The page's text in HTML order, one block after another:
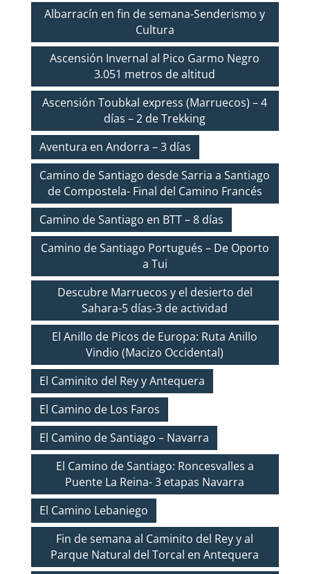
Albarracín en fin de semana-Senderismo y
Cultura
Ascensión Invernal al Pico Garmo Negro
3.051 metros de altitud
Ascensión Toubkal express (Marruecos) – 4
días – 2 de Trekking
Aventura en Andorra – 3 días
Camino de Santiago desde Sarria a Santiago
de Compostela- Final del Camino Francés
Camino de Santiago en BTT – 8 días
Camino de Santiago Portugués – De Oporto
a Tui
Descubre Marruecos y el desierto del
Sahara-5 días-3 de actividad
El Anillo de Picos de Europa: Ruta Anillo
Vindio (Macizo Occidental)
El Caminito del Rey y Antequera
El Camino de Los Faros
El Camino de Santiago – Navarra
El Camino de Santiago: Roncesvalles a
Puente La Reina- 3 etapas Navarra
El Camino Lebaniego
Fin de semana al Caminito del Rey y al
Parque Natural del Torcal en Antequera